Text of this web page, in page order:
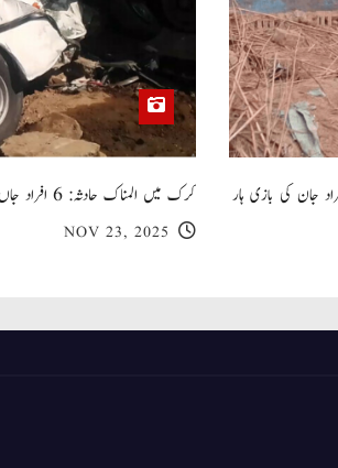
گھر کی چھت گرنے کا سانحہ: 5 افراد جان کی بازی ہار
کرک میں المناک حادثہ: 6 افراد جاں بحق، متعدد زخمی
NOV 23, 2025